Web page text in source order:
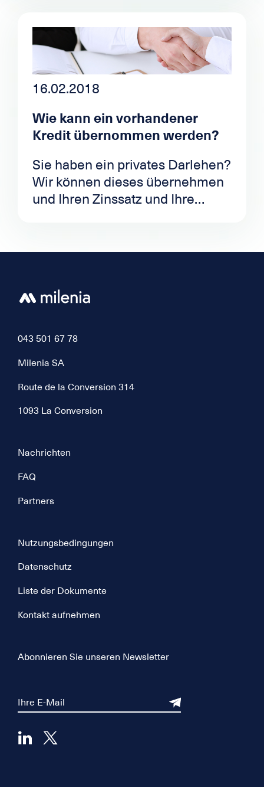
Da Sie von nun an alle Angebote
des schweizerischen Marktes
nutzen können, ist es möglich,
mit einem einzigen
Privatdarlehen auf dem Markt in
der Schweiz zu testen.
16.02.2018
Wie kann ein vorhandener
Kredit übernommen werden?
Sie haben ein privates Darlehen?
Wir können dieses übernehmen
und Ihren Zinssatz und Ihre
043 501 67 78
Milenia SA
Route de la Conversion 314
1093 La Conversion
Nachrichten
FAQ
Partners
Nutzungsbedingungen
Datenschutz
Liste der Dokumente
Kontakt aufnehmen
Abonnieren Sie unseren Newsletter